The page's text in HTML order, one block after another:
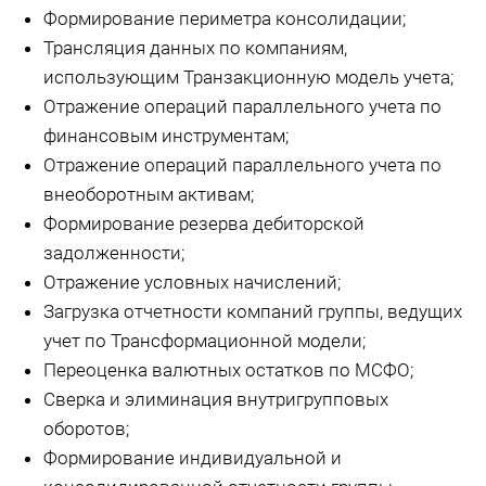
Формирование периметра консолидации;
Трансляция данных по компаниям,
использующим Транзакционную модель учета;
Отражение операций параллельного учета по
финансовым инструментам;
Отражение операций параллельного учета по
внеоборотным активам;
Формирование резерва дебиторской
задолженности;
Отражение условных начислений;
Загрузка отчетности компаний группы, ведущих
учет по Трансформационной модели;
Переоценка валютных остатков по МСФО;
Сверка и элиминация внутригрупповых
оборотов;
Формирование индивидуальной и